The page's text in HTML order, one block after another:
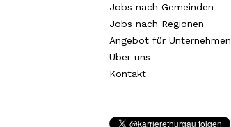
Jobs nach Gemeinden
Jobs nach Regionen
Angebot für Unternehmen
Über uns
Kontakt